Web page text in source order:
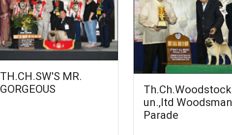
TH.CH.SW'S MR.
GORGEOUS
Th.Ch.Woodstock
un.,ltd Woodsman
Parade